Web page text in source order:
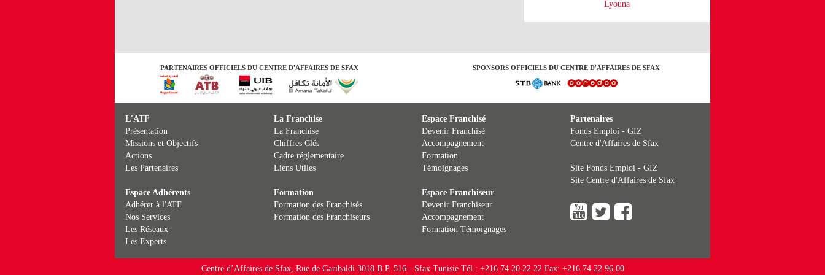
Lyouna
PARTENAIRES OFFICIELS DU CENTRE D'AFFAIRES DE SFAX SPONSORS OFFICIELS DU CENTRE D'AFFAIRES DE SFAX
L'ATF
Présentation
Missions et Objectifs
Actions
Les Partenaires
Espace Adhérents
Adhérer à l'ATF
Nos Services
Les Réseaux
Les Experts
La Franchise
La Franchise
Chiffres Clés
Cadre réglementaire
Liens Utiles
Formation
Formation des Franchisés
Formation des Franchiseurs
Espace Franchisé
Devenir Franchisé
Accompagnement
Formation
Témoignages
Espace Franchiseur
Devenir Franchiseur
Accompagnement
Formation Témoignages
Partenaires
Fonds Emploi - GIZ
Centre d'Affaires de Sfax
Site Fonds Emploi - GIZ
Site Centre d'Affaires de Sfax
Centre d’Affaires de Sfax, Rue de Garibaldi 3018 B.P. 516 - Sfax Tunisie Tél.: +216 74 20 22 22 Fax: +216 74 22 96 00